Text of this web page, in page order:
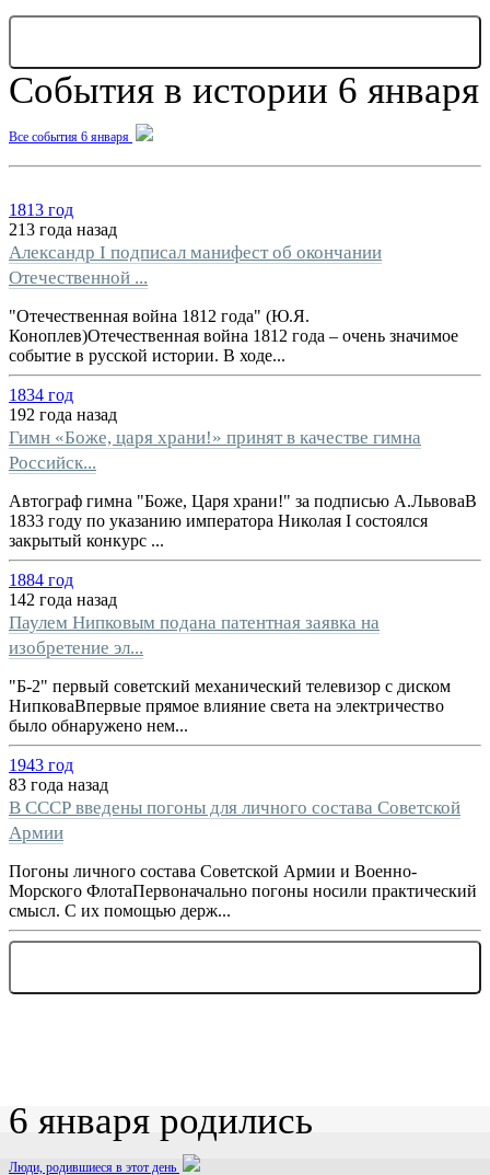
События в истории 6 января
Все события 6 января
1813 год
213 года назад
Александр I подписал манифест об окончании
Отечественной ...
"Отечественная война 1812 года" (Ю.Я.
Коноплев)Отечественная война 1812 года – очень значимое
событие в русской истории. В ходе...
1834 год
192 года назад
Гимн «Боже, царя храни!» принят в качестве гимна
Российск...
Автограф гимна "Боже, Царя храни!" за подписью А.ЛьвоваВ
1833 году по указанию императора Николая I состоялся
закрытый конкурс ...
1884 год
142 года назад
Паулем Нипковым подана патентная заявка на
изобретение эл...
"Б-2" первый советский механический телевизор с диском
НипковаВпервые прямое влияние света на электричество
было обнаружено нем...
1943 год
83 года назад
В СССР введены погоны для личного состава Советской
Армии
Погоны личного состава Советской Армии и Военно-
Морского ФлотаПервоначально погоны носили практический
смысл. С их помощью держ...
6 января родились
Люди, родившиеся в этот день